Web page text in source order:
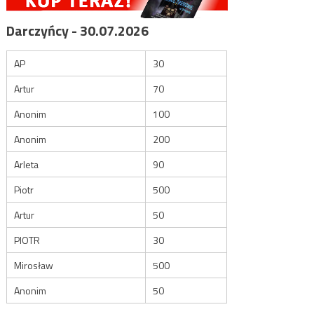
Darczyńcy - 30.07.2026
AP
30
Artur
70
Anonim
100
Anonim
200
Arleta
90
Piotr
500
Artur
50
PIOTR
30
Mirosław
500
Anonim
50